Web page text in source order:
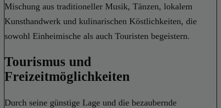
Mischung aus traditioneller Musik, Tänzen, lokalem
Kunsthandwerk und kulinarischen Köstlichkeiten, die
sowohl Einheimische als auch Touristen begeistern.
Tourismus und
Freizeitmöglichkeiten
Durch seine günstige Lage und die bezaubernde